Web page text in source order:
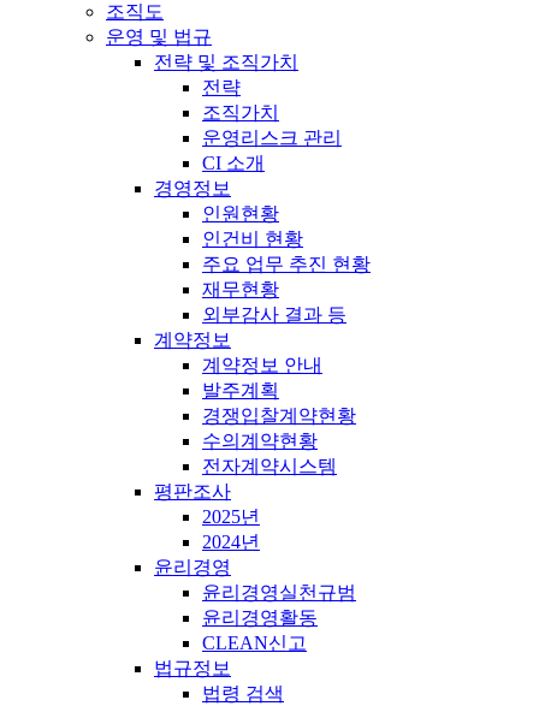
조직도
운영 및 법규
전략 및 조직가치
전략
조직가치
운영리스크 관리
CI 소개
경영정보
인원현황
인건비 현황
주요 업무 추진 현황
재무현황
외부감사 결과 등
계약정보
계약정보 안내
발주계획
경쟁입찰계약현황
수의계약현황
전자계약시스템
평판조사
2025년
2024년
윤리경영
윤리경영실천규범
윤리경영활동
CLEAN신고
법규정보
법령 검색